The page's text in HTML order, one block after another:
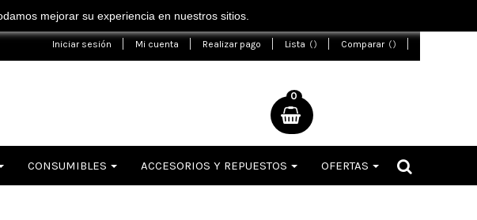
superiores a 50€ !
Iniciar sesión Mi cuenta Realizar pago Lista Comparar
0
CONSUMIBLES ACCESORIOS Y REPUESTOS OFERTAS
mejorar su experiencia en nuestros sitios.